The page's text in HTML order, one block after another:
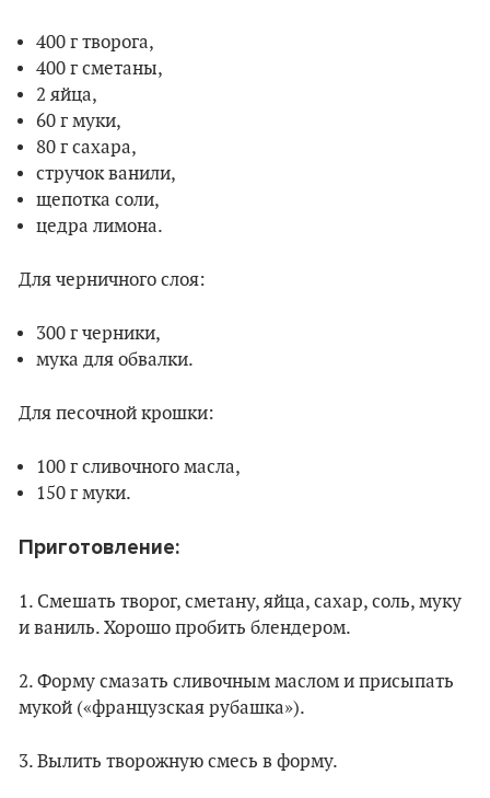
400 г творога,
400 г сметаны,
2 яйца,
60 г муки,
80 г сахара,
стручок ванили,
щепотка соли,
цедра лимона.
Для черничного слоя:
300 г черники,
мука для обвалки.
Для песочной крошки:
100 г сливочного масла,
150 г муки.
Приготовление:
1. Смешать творог, сметану, яйца, сахар, соль, муку
и ваниль. Хорошо пробить блендером.
2. Форму смазать сливочным маслом и присыпать
мукой («французская рубашка»).
3. Вылить творожную смесь в форму.